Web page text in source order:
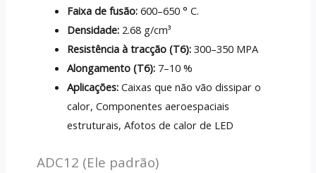
Faixa de fusão: 600–650 ° C.
Densidade: 2.68 g/cm³
Resistência à tracção (T6): 300–350 MPA
Alongamento (T6): 7–10 %
Aplicações: Caixas que não vão dissipar o
calor, Componentes aeroespaciais
estruturais, Afotos de calor de LED
ADC12 (Ele padrão)